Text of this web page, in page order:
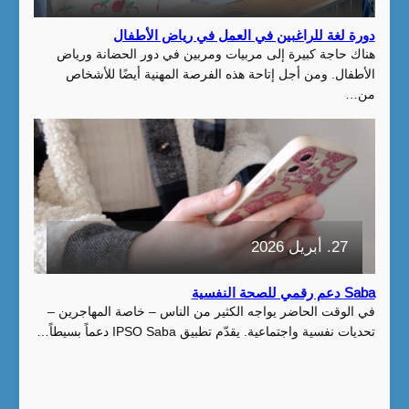
دورة لغة للراغبين في العمل في رياض الأطفال
هناك حاجة كبيرة إلى مربيات ومربين في دور الحضانة ورياض
الأطفال. ومن أجل إتاحة هذه الفرصة المهنية أيضًا للأشخاص
من…
27. أبريل 2026
Saba دعم رقمي للصحة النفسية
في الوقت الحاضر يواجه الكثير من الناس – خاصة المهاجرين –
تحديات نفسية واجتماعية. يقدّم تطبيق IPSO Saba دعماً بسيطاً…